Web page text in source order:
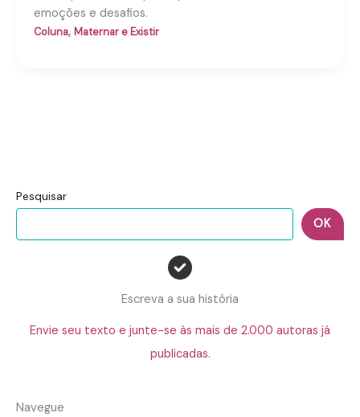
Pesquisar
OK
Escreva a sua história
Envie seu texto e junte-se às mais de 2.000 autoras já
publicadas.
Navegue
emoções e desafios.
Coluna, Maternar e Existir